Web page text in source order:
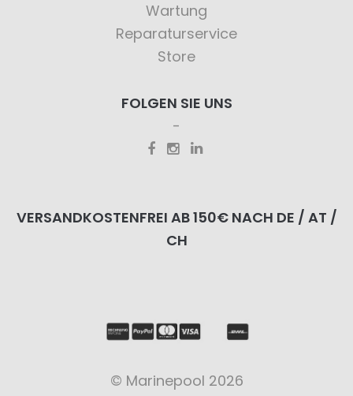
Wartung
Reparaturservice
Store
FOLGEN SIE UNS
VERSANDKOSTENFREI AB 150€ NACH DE / AT /
CH
© Marinepool 2026